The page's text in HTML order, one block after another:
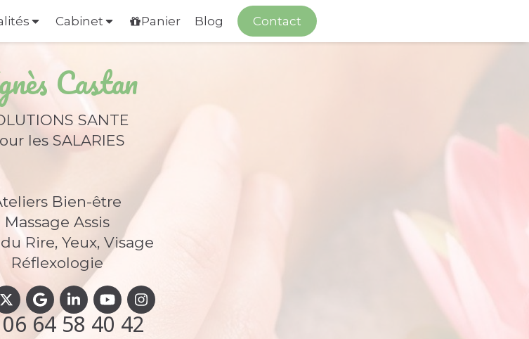
Cabinet Panier Blog Contact
Castan
SANTE
les SALARIES
Bien-être
Massage Assis
Rire, Yeux, Visage
Réflexologie
06 64 58 40 42